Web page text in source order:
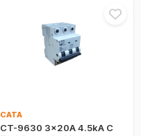
CATA
CT-9630 3x20A 4.5kA C